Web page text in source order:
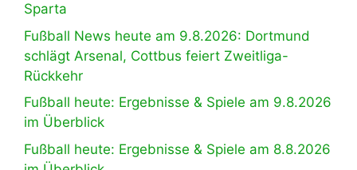
Sparta
Fußball News heute am 9.8.2026: Dortmund
schlägt Arsenal, Cottbus feiert Zweitliga-
Rückkehr
Fußball heute: Ergebnisse & Spiele am 9.8.2026
im Überblick
Fußball heute: Ergebnisse & Spiele am 8.8.2026